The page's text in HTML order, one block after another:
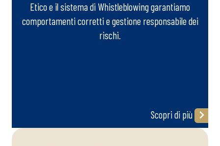
Etico e il sistema di Whistleblowing garantiamo
comportamenti corretti e gestione responsabile dei
rischi.
Scopri di più